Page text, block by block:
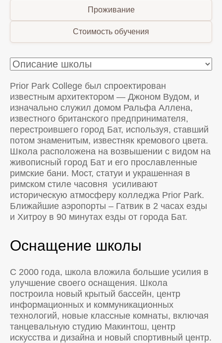
Проживание
Стоимость обучения
Prior Park College был спроектирован
известным архитектором — Джоном Вудом, и
изначально служил домом Ральфа Аллена,
известного британского предпринимателя,
перестроившего город Бат, используя, ставший
потом знаменитым, известняк кремового цвета.
Школа расположена на возвышении с видом на
живописный город Бат и его прославленные
римские бани. Мост, статуи и украшенная в
римском стиле часовня усиливают
историческую атмосферу колледжа Prior Park.
Ближайшие аэропорты – Гатвик в 2 часах езды
и Хитроу в 90 минутах езды от города Бат.
Оснащение школы
С 2000 года, школа вложила большие усилия в
улучшение своего оснащения. Школа
построила новый крытый бассейн, центр
информационных и коммуникационных
технологий, новые классные комнаты, включая
танцевальную студию Макинтош, центр
искусства и дизайна и новый спортивный центр.